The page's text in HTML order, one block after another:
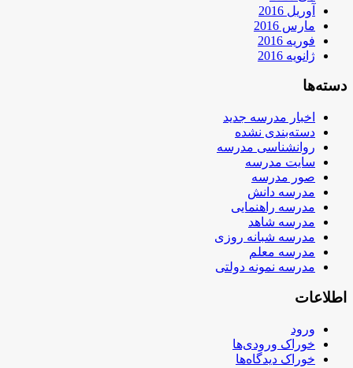
آوریل 2016
مارس 2016
فوریه 2016
ژانویه 2016
دسته‌ها
اخبار مدرسه جدید
دسته‌بندی نشده
روانشناسی مدرسه
سایت مدرسه
صور مدرسه
مدرسه دانش
مدرسه راهنمایی
مدرسه شاهد
مدرسه شبانه روزی
مدرسه معلم
مدرسه نمونه دولتی
اطلاعات
ورود
خوراک ورودی‌ها
خوراک دیدگاه‌ها